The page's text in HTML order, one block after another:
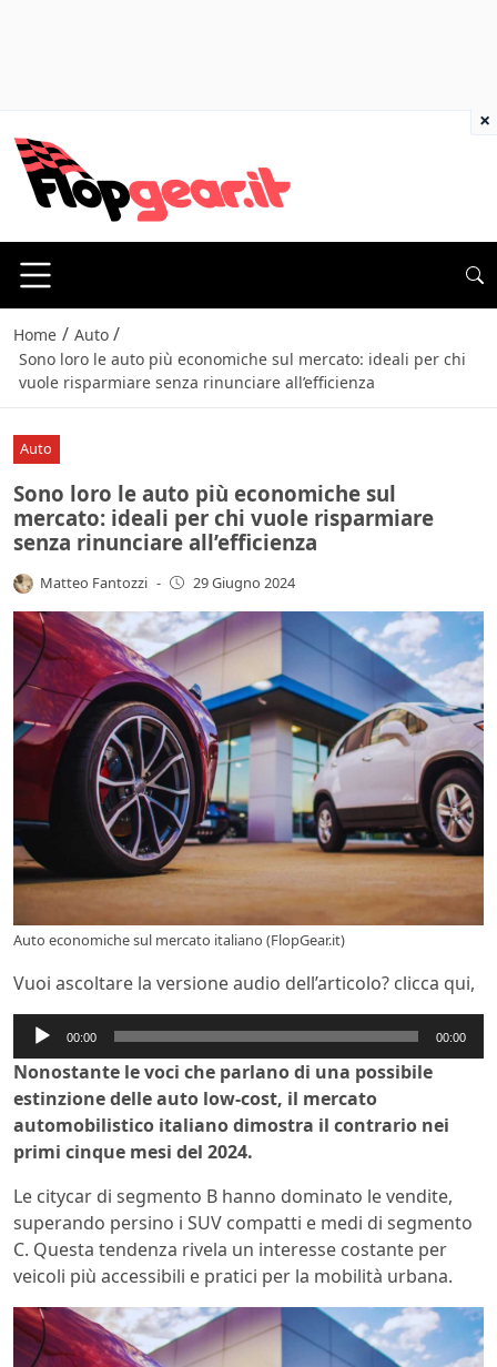
Home / Auto /
Sono loro le auto più economiche sul mercato: ideali per chi
vuole risparmiare senza rinunciare all’efficienza
Auto
Sono loro le auto più economiche sul
mercato: ideali per chi vuole risparmiare
senza rinunciare all’efficienza
Matteo Fantozzi - 29 Giugno 2024
Auto economiche sul mercato italiano (FlopGear.it)
Vuoi ascoltare la versione audio dell’articolo? clicca qui,
Audio
Player
00:00 00:00
Nonostante le voci che parlano di una possibile
estinzione delle auto low-cost, il mercato
automobilistico italiano dimostra il contrario nei
primi cinque mesi del 2024.
Le citycar di segmento B hanno dominato le vendite,
superando persino i SUV compatti e medi di segmento
C. Questa tendenza rivela un interesse costante per
veicoli più accessibili e pratici per la mobilità urbana.
×